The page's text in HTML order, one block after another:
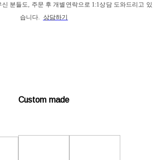
신 분들도, 주문 후 개별연락으로 1:1상담 도와드리고 있
습니다. 상담하기
Custom made